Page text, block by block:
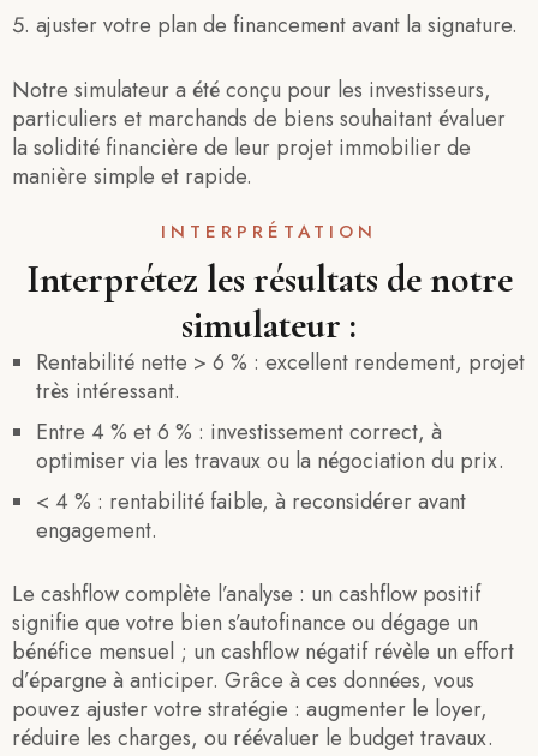
ajuster votre plan de financement avant la signature.
Notre simulateur a été conçu pour les investisseurs,
particuliers et marchands de biens souhaitant évaluer
la solidité financière de leur projet immobilier de
manière simple et rapide.
INTERPRÉTATION
Interprétez les résultats de notre
simulateur :
Rentabilité nette > 6 % : excellent rendement, projet
très intéressant.
Entre 4 % et 6 % : investissement correct, à
optimiser via les travaux ou la négociation du prix.
< 4 % : rentabilité faible, à reconsidérer avant
engagement.
Le cashflow complète l’analyse : un cashflow positif
signifie que votre bien s’autofinance ou dégage un
bénéfice mensuel ; un cashflow négatif révèle un effort
d’épargne à anticiper. Grâce à ces données, vous
pouvez ajuster votre stratégie : augmenter le loyer,
réduire les charges, ou réévaluer le budget travaux.